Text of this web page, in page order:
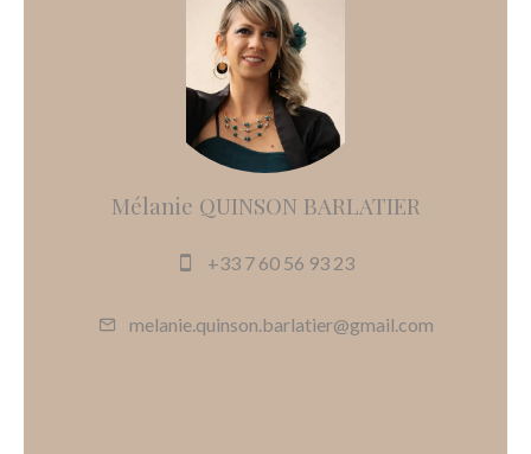
Mélanie QUINSON BARLATIER
+33 7 60 56 93 23
melanie.quinson.barlatier@gmail.com